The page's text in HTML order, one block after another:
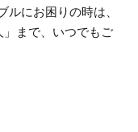
ルにお困りの時は、
まで、いつでもご